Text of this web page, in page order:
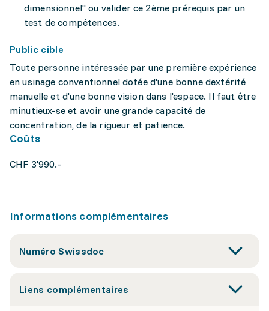
dimensionnel" ou valider ce 2ème prérequis par un
test de compétences.
Public cible
Toute personne intéressée par une première expérience
en usinage conventionnel dotée d'une bonne dextérité
manuelle et d'une bonne vision dans l'espace. Il faut être
minutieux-se et avoir une grande capacité de
concentration, de la rigueur et patience.
Coûts
CHF 3'990.-
Informations complémentaires
Numéro Swissdoc
Liens complémentaires